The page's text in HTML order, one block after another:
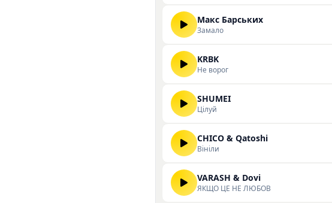
Макс Барських
Замало
KRBK
Не ворог
SHUMEI
Цілуй
CHICO & Qatoshi
Вініли
VARASH & Dovi
ЯКЩО ЦЕ НЕ ЛЮБОВ